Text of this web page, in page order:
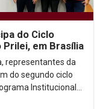
do Ciclo
Prilei, em Brasília
representantes da
do segundo ciclo
Institucional